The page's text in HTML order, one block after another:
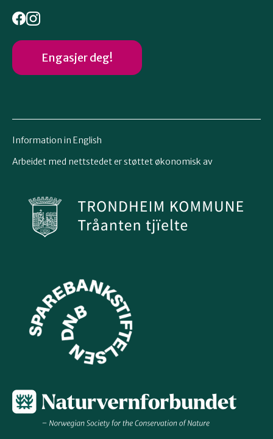
Engasjer deg!
Information in English
Arbeidet med nettstedet er støttet økonomisk av